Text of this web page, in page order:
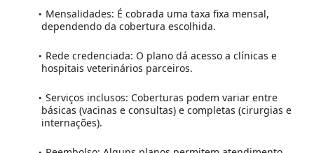
Mensalidades: É cobrada uma taxa fixa mensal,
dependendo da cobertura escolhida.
Rede credenciada: O plano dá acesso a clínicas e
hospitais veterinários parceiros.
Serviços inclusos: Coberturas podem variar entre
básicas (vacinas e consultas) e completas (cirurgias e
internações).